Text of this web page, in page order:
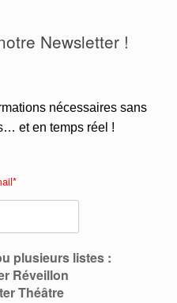
Newsletter !
nécessaires sans
et en temps réel !
plusieurs listes :
Réveillon
Théâtre